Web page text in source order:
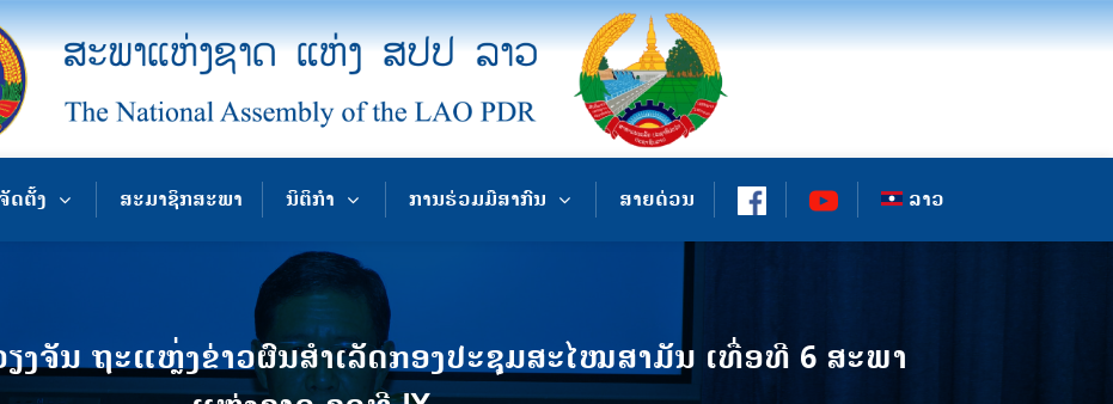
ດຕັ້ງ ສະມາຊິກສະພາ ນິຕິກຳ ການຮ່ວມມືສາກົນ ສາຍດ່ວນ ລາວ
ງຈັນ ຖະແຫຼ່ງຂ່າວຜົນສໍາເລັດກອງປະຊຸມສະໄໝສາມັນ ເທື່ອທີ 6 ສະພາ